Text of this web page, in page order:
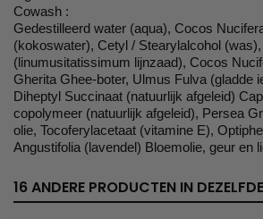
Cowash :
Gedestilleerd water (aqua), Cocos
(kokoswater), Cetyl / Stearylalcohol
(linumusitatissimum lijnzaad), Cocos
Gherita Ghee-boter, Ulmus Fulva (gladde
Diheptyl Succinaat (natuurlijk afgeleid)
copolymeer (natuurlijk afgeleid), Persea
olie, Tocoferylacetaat (vitamine E),
Angustifolia (lavendel) Bloemolie, geur en
16 ANDERE PRODUCTEN IN